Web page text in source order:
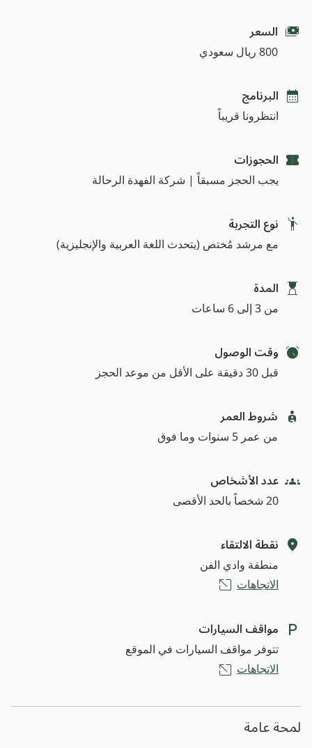
السعر
800 ريال سعودي
البرنامج
انتظرونا قريباً
الحجوزات
يجب الحجز مسبقاً | شركة الفهدة الرحالة
نوع التجربة
مع مرشد مُختص (يتحدث اللغة العربية والإنجليزية)
المدة
من 3 إلى 6 ساعات
وقت الوصول
قبل 30 دقيقة على الأقل من موعد الحجز
شروط العمر
من عمر 5 سنوات وما فوق
عدد الأشخاص
20 شخصاً بالحد الأقصى
نقطة الالتقاء
منطقة وادي الفن
الاتجاهات
مواقف السيارات
تتوفر مواقف السيارات في الموقع
الاتجاهات
لمحة عامة